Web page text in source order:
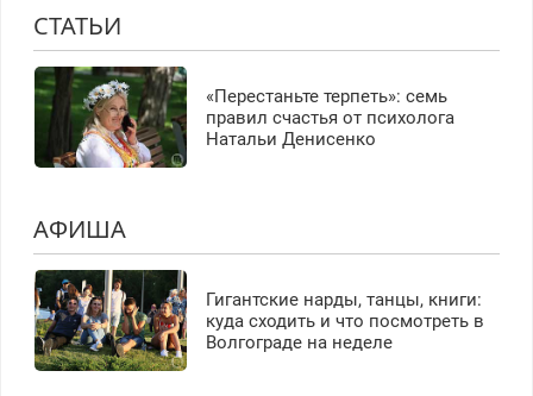
СТАТЬИ
«Перестаньте терпеть»: семь
правил счастья от психолога
Натальи Денисенко
АФИША
Гигантские нарды, танцы, книги:
куда сходить и что посмотреть в
Волгограде на неделе